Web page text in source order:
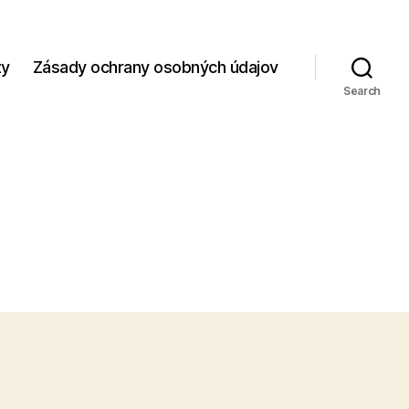
Zásady ochrany osobných údajov
Search